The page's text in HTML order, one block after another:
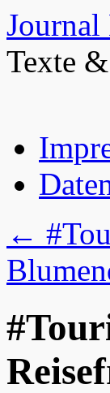
Texte
Inhalt
springen
←